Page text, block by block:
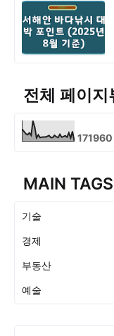
전체 페이지
171960
MAIN TAGS
기술
경제
부동산
예술